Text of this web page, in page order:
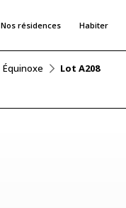
Nos résidences Habiter
Équinoxe Lot A208